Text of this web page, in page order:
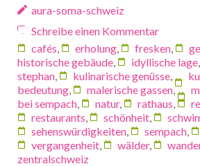
aura-soma-schweiz
Schreibe einen Kommentar
cafés
erholung fresken
historische gebäude
idyllische lage
stephan
kulinarische genüsse
bedeutung
malerische gassen,
bei sempach
natur, rathaus
restaurants
schönheit
sehenswürdigkeiten
sempach
vergangenheit
wälder,
zentralschweiz